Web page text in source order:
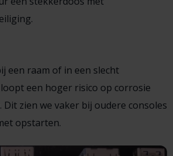
een raam of in een slecht
een hoger risico op corrosie
zien we vaker bij oudere consoles
opstarten.